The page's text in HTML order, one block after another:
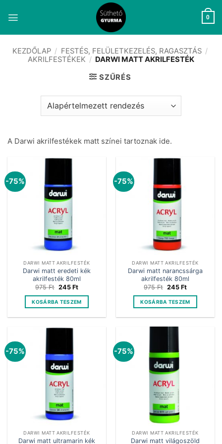
0
KEZDŐLAP / FESTÉS, FELÜLETKEZELÉS, RAGASZTÁS /
AKRILFESTÉKEK / DARWI MATT AKRILFESTÉK
SZŰRÉS
A Darwi akrilfestékek matt színei tartoznak ide.
-75%
DARWI MATT AKRILFESTÉK
Darwi matt eredeti kék
akrilfesték 80ml
975Ft Original
was:
975 Ft.
245 FtCurrent
is:
245 Ft.
KOSÁRBA TESZEM
-75%
DARWI MATT AKRILFESTÉK
Darwi matt narancssárga
akrilfesték 80ml
975Ft Original
was:
975 Ft.
245 FtCurrent
is:
245 Ft.
KOSÁRBA TESZEM
-75%
DARWI MATT AKRILFESTÉK
Darwi matt ultramarin kék
-75%
DARWI MATT AKRILFESTÉK
Darwi matt világoszöld